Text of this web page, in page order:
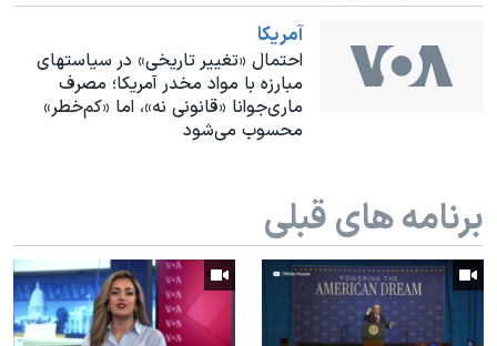
صفحه‌های ویژه
سفر پرزیدنت ترامپ به چین
آمريکا
احتمال «تغییر تاریخی» در سیاستهای
مبارزه با مواد مخدر آمریکا؛ مصرف
ماری‌جوانا «قانونی نه»، اما «کم‌خطر»
محسوب می‌شود
برنامه های قبلی